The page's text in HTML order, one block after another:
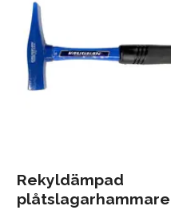
Rekyldämpad
plåtslagarhammare